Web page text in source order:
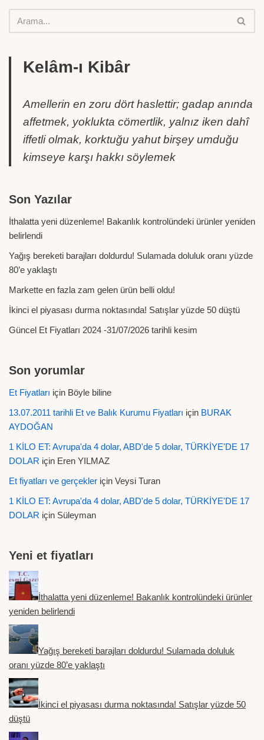
Kelâm-ı Kibâr
Amellerin en zoru dört haslettir; gadap anında
affetmek, yoklukta cömertlik, yalnız iken dahî
iffetli olmak, korktuğu yahut birşey umduğu
kimseye karşı hakkı söylemek
Son Yazılar
İthalatta yeni düzenleme! Bakanlık kontrolündeki ürünler yeniden
belirlendi
Yağış bereketi barajları doldurdu! Sulamada doluluk oranı yüzde
80’e yaklaştı
Markette en fazla zam gelen ürün belli oldu!
İkinci el piyasası durma noktasında! Satışlar yüzde 50 düştü
Güncel Et Fiyatları 2024 -31/07/2026 tarihli kesim
Son yorumlar
Et Fiyatları için Böyle biline
13.07.2011 tarihli Et ve Balık Kurumu Fiyatları için BURAK
AYDOĞAN
1 KİLO ET: Avrupa'da 4 dolar, ABD'de 5 dolar, TÜRKİYE'DE 17
DOLAR için Eren YILMAZ
Et fiyatları ve gerçekler için Veysi Turan
1 KİLO ET: Avrupa'da 4 dolar, ABD'de 5 dolar, TÜRKİYE'DE 17
DOLAR için Süleyman
Yeni et fiyatları
İthalatta yeni düzenleme! Bakanlık kontrolündeki ürünler
yeniden belirlendi
Yağış bereketi barajları doldurdu! Sulamada doluluk
oranı yüzde 80’e yaklaştı
İkinci el piyasası durma noktasında! Satışlar yüzde 50
düştü